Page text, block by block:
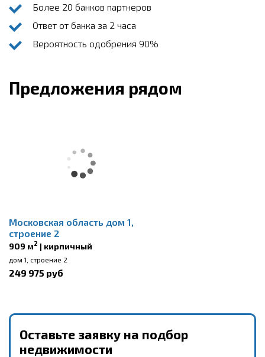
Более 20 банков партнеров
Ответ от банка за 2 часа
Вероятность одобрения 90%
Предложения рядом
Московская область дом 1,
строение 2
909 м2 | кирпичный
дом 1, строение 2
249 975 руб
Оставьте заявку на подбор
недвижимости